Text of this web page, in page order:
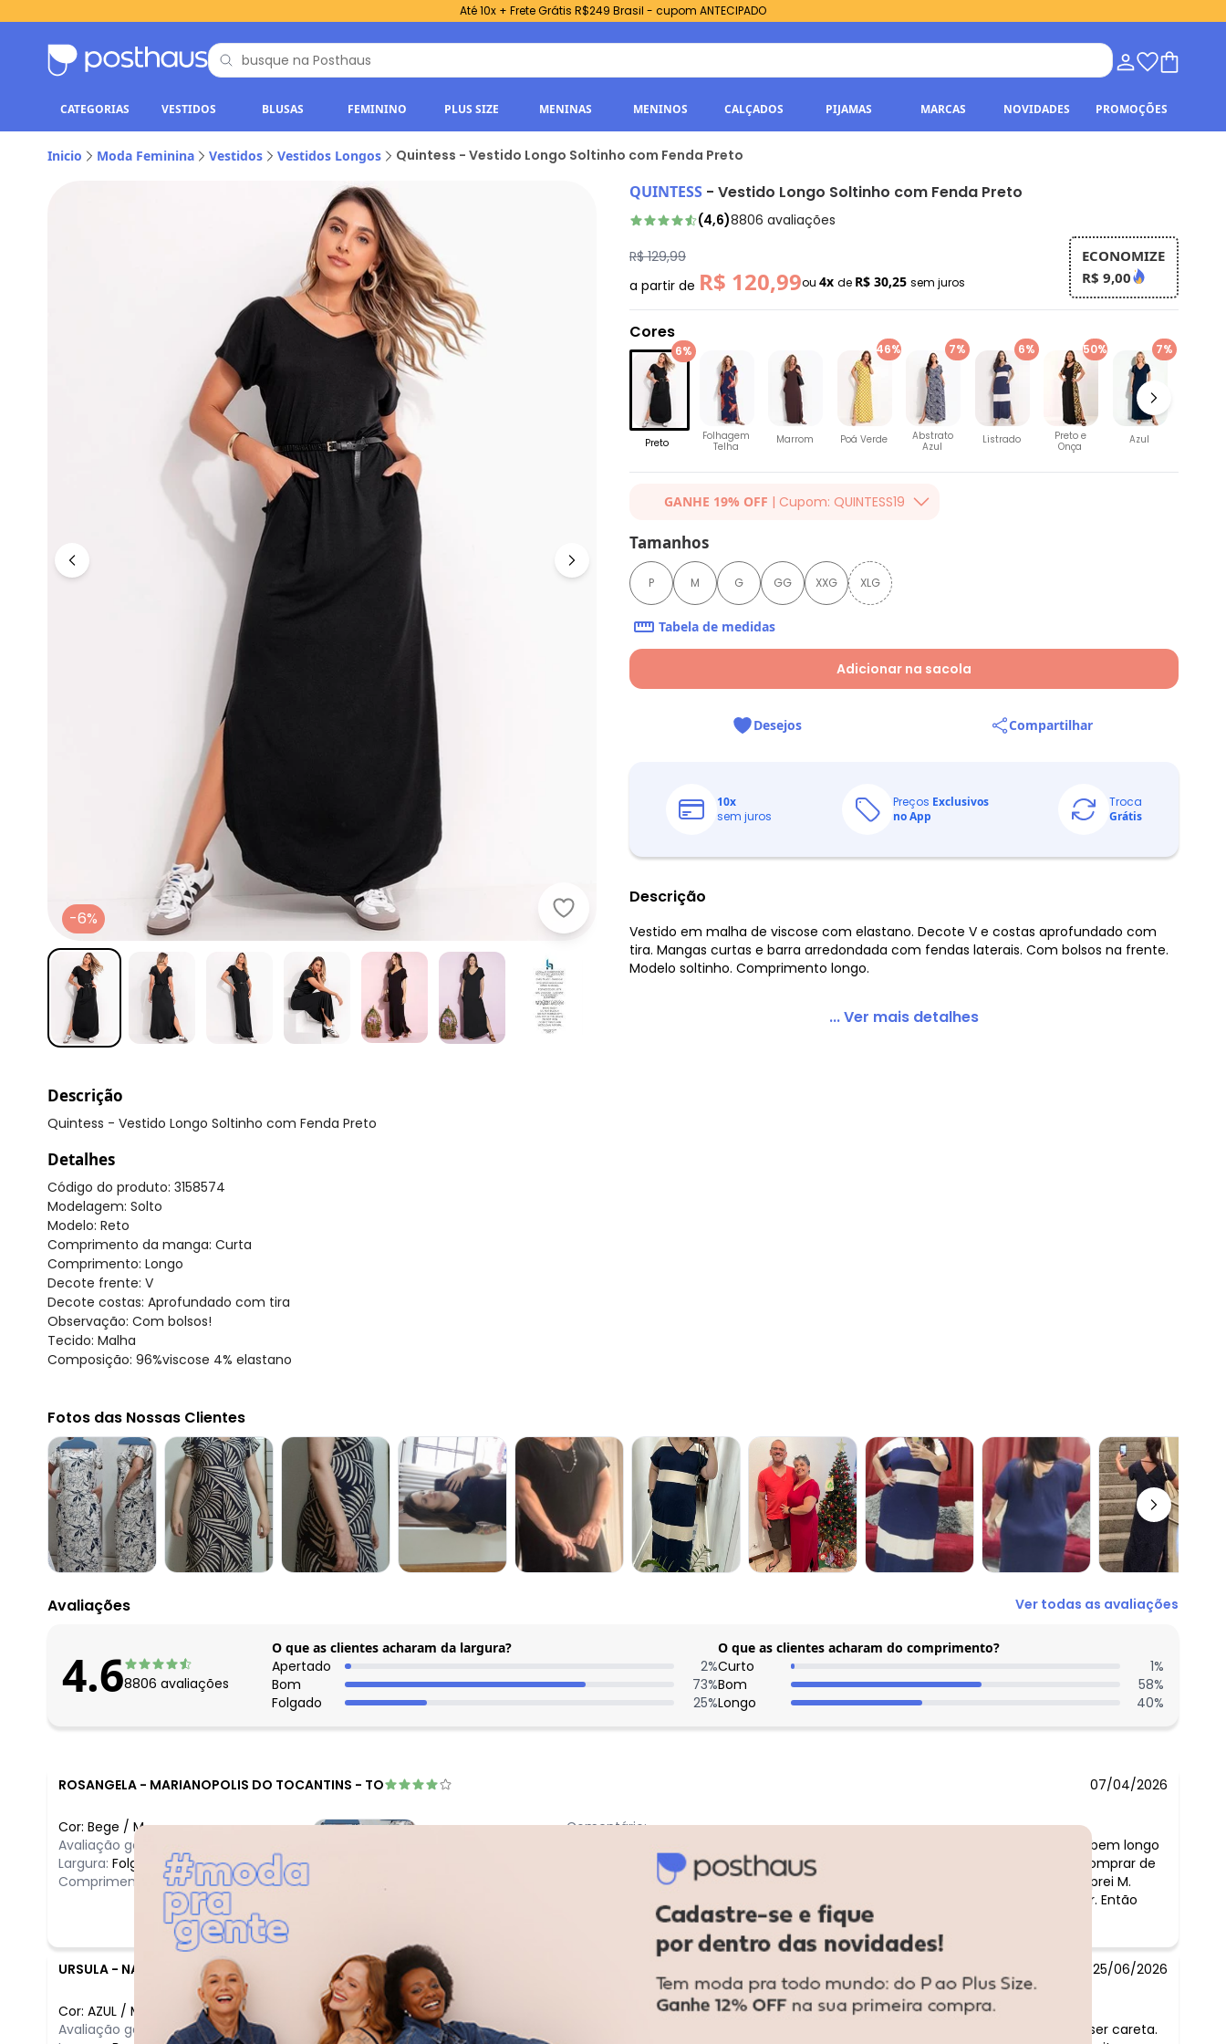
Até 10x + Frete Grátis R$249 Brasil - cupom ANTECIPADO
CATEGORIAS VESTIDOS BLUSAS FEMININO PLUS SIZE MENINAS MENINOS CALÇADOS PIJAMAS MARCAS NOVIDADES PROMOÇÕES
Inicio Moda Feminina Vestidos Vestidos Longos Quintess - Vestido Longo Soltinho com Fenda Preto
Quintess - Vestido Longo Soltinho com Fenda Preto
-6%
QUINTESS - Vestido Longo Soltinho com Fenda Preto
(4,6)8806 avaliações
R$ 129,99
a partir de R$ 120,99ou 4x de R$ 30,25 sem juros
ECONOMIZE
R$ 9,00
Cores
6%
Preto
Folhagem
Telha
Marrom
46%
Poá Verde
7%
Abstrato
Azul
6%
Listrado
50%
Preto e
Onça
7%
Azul
GANHE 19% OFF | Cupom: QUINTESS19
Ganhe 19% OFF Extra em qualquer valor, usando o
cupom: QUINTESS19. Válido para toda loja Quintess,
até 07/08/2026.
Tamanhos
P M G GG XXG XLG
Tabela de medidas
Adicionar na sacola
Desejos Compartilhar
10x
sem juros
Preços Exclusivos
no App
Troca
Grátis
Descrição
Vestido em malha de viscose com elastano. Decote V e costas aprofundado com
tira. Mangas curtas e barra arredondada com fendas laterais. Com bolsos na frente.
Modelo soltinho. Comprimento longo.
... Ver mais detalhes
Descrição
Quintess - Vestido Longo Soltinho com Fenda Preto
Detalhes
Código do produto: 3158574
Modelagem: Solto
Modelo: Reto
Comprimento da manga: Curta
Comprimento: Longo
Decote frente: V
Decote costas: Aprofundado com tira
Observação: Com bolsos!
Tecido: Malha
Composição: 96%viscose 4% elastano
Fotos das Nossas Clientes
Avaliações Ver todas as avaliações
4.68806 avaliações
O que as clientes acharam da largura?
Apertado 2%
Bom
73%
Folgado
25%
O que as clientes acharam do comprimento?
Curto 1%
Bom
58%
Longo
40%
ROSANGELA - MARIANOPOLIS DO TOCANTINS - TO 07/04/2026
Cor: Bege / M
Avaliação geral do produto:
Largura: Folgado
Comprimento:
Longo
Comentário:
Amei meu vestido, ele é lindo. O tecido é bom estica bastante, o comprimento é bem longo
vou ter que cortar porque só tenho 155 m e 61 kg, mas isso não é problema. Vou comprar de
outras estampas. A largura ficou ótima porque gosto mais larguinho por isso comprei M.
achei q diminuiu um pouco depois q lavei, mas mesmo assim vou ter que diminuir. Então
recomendo para quem for ajustar lave antes.
URSULA - NATAL - RN 25/06/2026
Cor: AZUL / M
Avaliação geral do produto: Ótimo
Comentário:
Tecido bom. Vestido elegante e sério, mas sem ser careta.